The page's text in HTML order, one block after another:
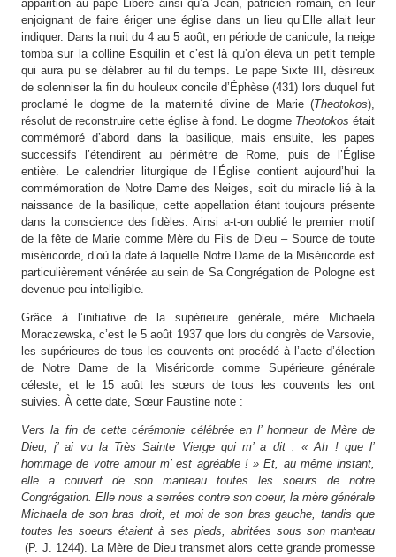
apparition au pape Libère ainsi qu’à Jean, patricien romain, en leur
enjoignant de faire ériger une église dans un lieu qu’Elle allait leur
indiquer. Dans la nuit du 4 au 5 août, en période de canicule, la neige
tomba sur la colline Esquilin et c’est là qu’on éleva un petit temple
qui aura pu se délabrer au fil du temps. Le pape Sixte III, désireux
de solenniser la fin du houleux concile d’Éphèse (431) lors duquel fut
proclamé le dogme de la maternité divine de Marie (Theotokos),
résolut de reconstruire cette église à fond. Le dogme Theotokosétait
commémoré d’abord dans la basilique, mais ensuite, les papes
successifs l’étendirent au périmètre de Rome, puis de l’Église
entière. Le calendrier liturgique de l’Église contient aujourd’hui la
commémoration de Notre Dame des Neiges, soit du miracle lié à la
naissance de la basilique, cette appellation étant toujours présente
dans la conscience des fidèles. Ainsi a-t-on oublié le premier motif
de la fête de Marie comme Mère du Fils de Dieu – Source de toute
miséricorde, d’où la date à laquelle Notre Dame de la Miséricorde est
particulièrement vénérée au sein de Sa Congrégation de Pologne est
devenue peu intelligible.
Grâce à l’initiative de la supérieure générale, mère Michaela
Moraczewska, c’est le 5 août 1937 que lors du congrès de Varsovie,
les supérieures de tous les couvents ont procédé à l’acte d’élection
de Notre Dame de la Miséricorde comme Supérieure générale
céleste, et le 15 août les sœurs de tous les couvents les ont
suivies. À cette date, Sœur Faustine note :
Vers la fin de cette cérémonie célébrée en l’ honneur de Mère de
Dieu, j’ ai vu la Très Sainte Vierge qui m’ a dit : « Ah ! que l’
hommage de votre amour m’ est agréable ! » Et, au même instant,
elle a couvert de son manteau toutes les soeurs de notre
Congrégation. Elle nous a serrées contre son coeur, la mère générale
Michaela de son bras droit, et moi de son bras gauche, tandis que
toutes les soeurs étaient à ses pieds, abritées sous son manteau
(P. J. 1244). La Mère de Dieu transmet alors cette grande promesse